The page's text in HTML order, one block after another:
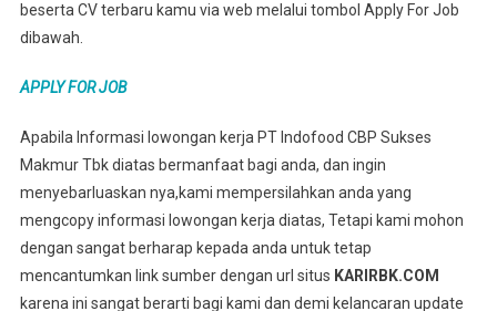
beserta CV terbaru kamu via web melalui tombol Apply For Job
dibawah.
APPLY FOR JOB
Apabila Informasi lowongan kerja PT Indofood CBP Sukses
Makmur Tbk diatas bermanfaat bagi anda, dan ingin
menyebarluaskan nya,kami mempersilahkan anda yang
mengcopy informasi lowongan kerja diatas, Tetapi kami mohon
dengan sangat berharap kepada anda untuk tetap
mencantumkan link sumber dengan url situs KARIRBK.COM
karena ini sangat berarti bagi kami dan demi kelancaran update